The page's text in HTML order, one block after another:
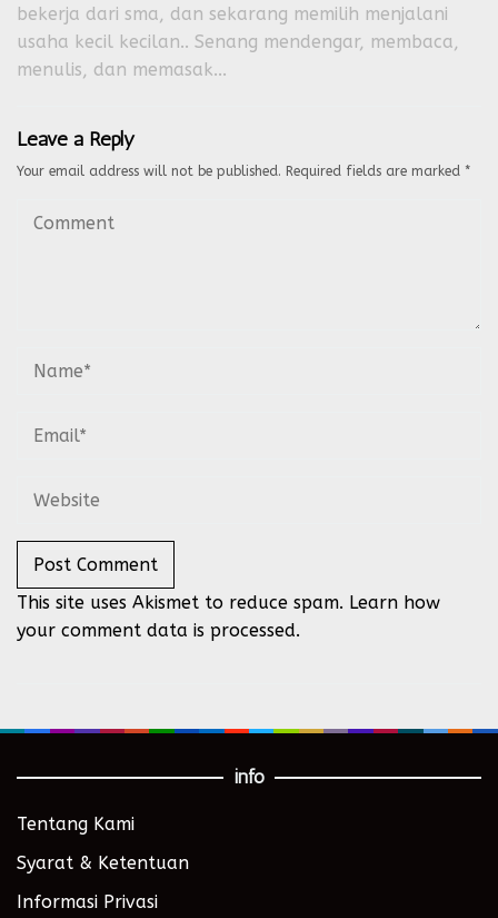
bekerja dari sma, dan sekarang memilih menjalani
usaha kecil kecilan.. Senang mendengar, membaca,
menulis, dan memasak...
Leave a Reply
Your email address will not be published. Required fields are marked *
This site uses Akismet to reduce spam. Learn how
your comment data is processed.
info
Tentang Kami
Syarat & Ketentuan
Informasi Privasi